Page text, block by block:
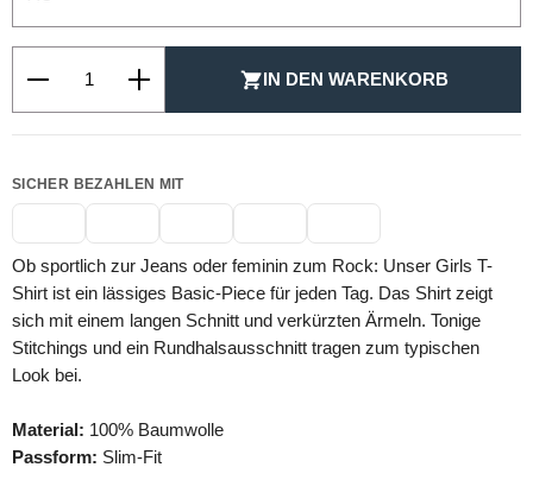
IN DEN WARENKORB
SICHER BEZAHLEN MIT
Ob sportlich zur Jeans oder feminin zum Rock: Unser Girls T-
Shirt ist ein lässiges Basic-Piece für jeden Tag. Das Shirt zeigt
sich mit einem langen Schnitt und verkürzten Ärmeln. Tonige
Stitchings und ein Rundhalsausschnitt tragen zum typischen
Look bei.
Material: 100% Baumwolle
Passform: Slim-Fit